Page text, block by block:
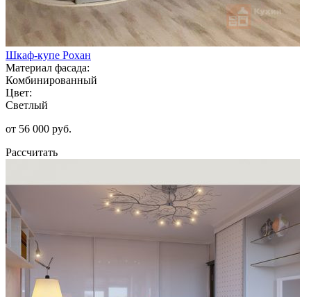
Шкаф-купе Рохан
Материал фасада:
Комбинированный
Цвет:
Светлый
от 56 000 руб.
Рассчитать